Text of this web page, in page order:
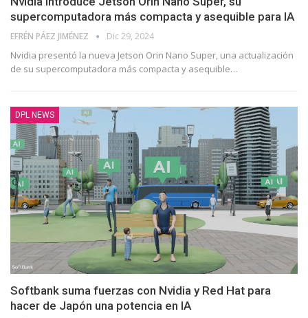
supercomputadora más compacta y asequible para IA
EFRÉN PÁEZ JIMÉNEZ Dic 29, 2024
Nvidia presentó la nueva Jetson Orin Nano Super, una actualización
de su supercomputadora más compacta y asequible…
DPL NEWS
Softbank suma fuerzas con Nvidia y Red Hat para
hacer de Japón una potencia en IA